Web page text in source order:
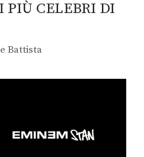
PIÙ CELEBRI DI
Battista